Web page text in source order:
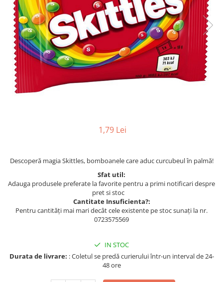
1,79 Lei
Descoperă magia Skittles, bomboanele care aduc curcubeul în palmă!
Sfat util:
Adauga produsele preferate la favorite pentru a primi notificari despre
pret si stoc
Cantitate Insuficienta?:
Pentru cantități mai mari decât cele existente pe stoc sunați la nr.
0723575569
IN STOC
Durata de livrare: : Coletul se predă curierului într-un interval de 24-
48 ore